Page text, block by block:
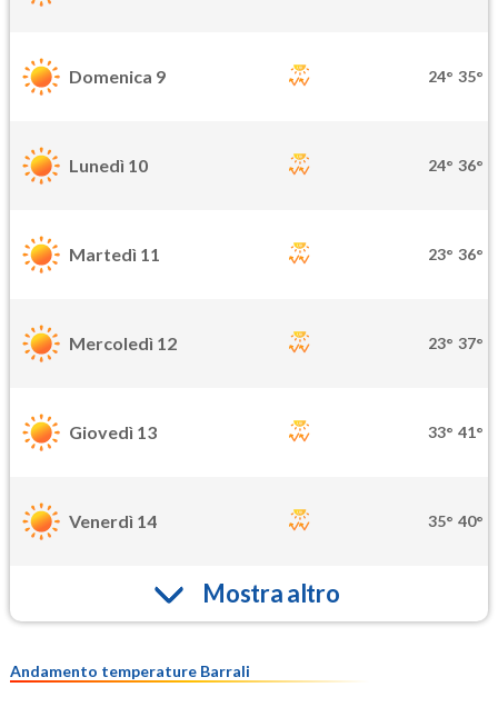
Domenica 9 24° 35°
Lunedì 10 24° 36°
Martedì 11 23° 36°
Mercoledì 12 23° 37°
Giovedì 13 33° 41°
Venerdì 14 35° 40°
Mostra altro
Andamento temperature Barrali